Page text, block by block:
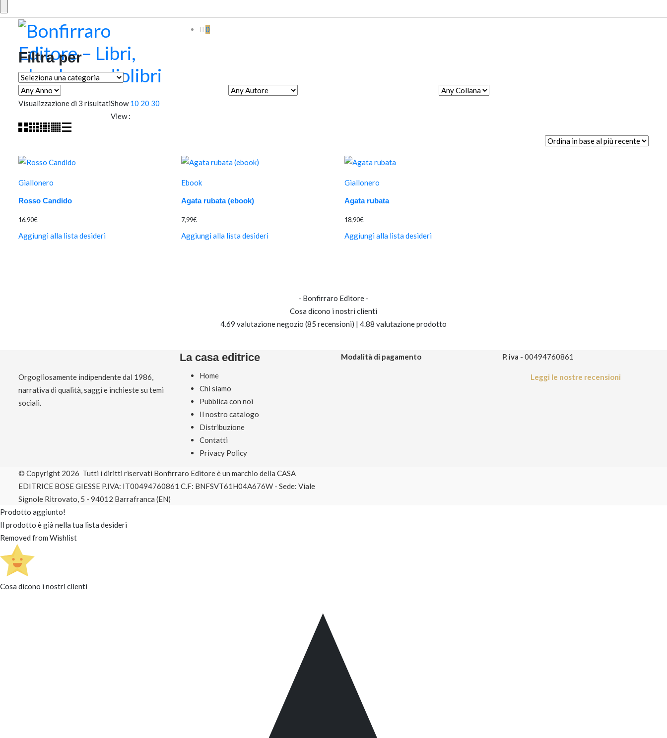
0
Filtra per
Visualizzazione di 3 risultatiOrdina
in
Show 10 20 30
View :
Giallonero
Rosso Candido
16,90€
Aggiungi alla lista desideri
Ebook
Agata rubata (ebook)
7,99€
Aggiungi alla lista desideri
Giallonero
Agata rubata
18,90€
Aggiungi alla lista desideri
- Bonfirraro Editore -
Cosa dicono i nostri clienti
4.69 valutazione negozio (85 recensioni) | 4.88 valutazione prodotto
Orgogliosamente indipendente dal 1986,
narrativa di qualità, saggi e inchieste su temi
sociali.
La casa editrice
Home
Chi siamo
Pubblica con noi
Il nostro catalogo
Distribuzione
Contatti
Privacy Policy
Modalità di pagamento P. iva - 00494760861
Leggi le nostre recensioni
© Copyright 2026 Tutti i diritti riservati Bonfirraro Editore è un marchio della CASA
EDITRICE BOSE GIESSE P.IVA: IT00494760861 C.F: BNFSVT61H04A676W - Sede: Viale
Signole Ritrovato, 5 - 94012 Barrafranca (EN)
Prodotto aggiunto!
Il prodotto è già nella tua lista desideri
Removed from Wishlist
Cosa dicono i nostri clienti